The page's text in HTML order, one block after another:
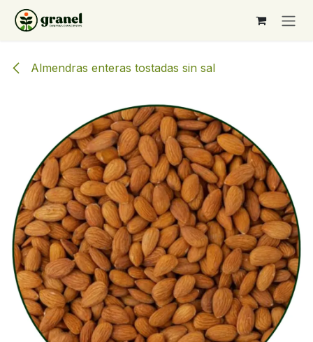
Ir al contenido
Almendras enteras tostadas sin sal